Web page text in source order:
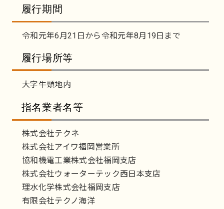
履行期間
令和元年6月21日から令和元年8月19日まで
履行場所等
大字牛頸地内
指名業者名等
株式会社テクネ
株式会社アイワ福岡営業所
協和機電工業株式会社福岡支店
株式会社ウォーターテック西日本支店
理水化学株式会社福岡支店
有限会社テクノ海洋